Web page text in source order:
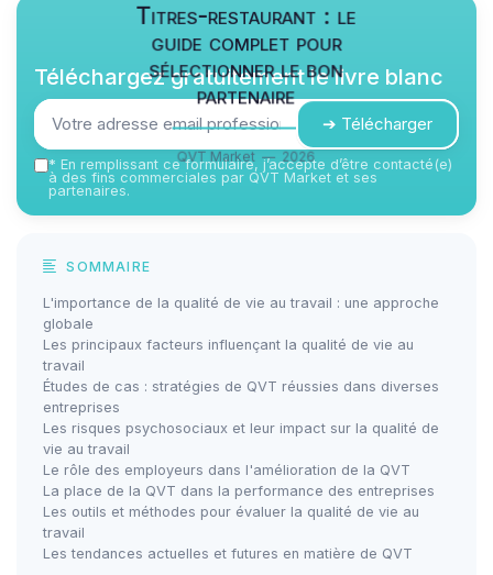
Titres-restaurant : le
guide complet pour
sélectionner le bon
partenaire
QVT Market — 2026
Téléchargez gratuitement le livre blanc
➔ Télécharger
* En remplissant ce formulaire, j’accepte d’être contacté(e)
à des fins commerciales par QVT Market et ses
partenaires.
SOMMAIRE
L'importance de la qualité de vie au travail : une approche
globale
Les principaux facteurs influençant la qualité de vie au
travail
Études de cas : stratégies de QVT réussies dans diverses
entreprises
Les risques psychosociaux et leur impact sur la qualité de
vie au travail
Le rôle des employeurs dans l'amélioration de la QVT
La place de la QVT dans la performance des entreprises
Les outils et méthodes pour évaluer la qualité de vie au
travail
Les tendances actuelles et futures en matière de QVT